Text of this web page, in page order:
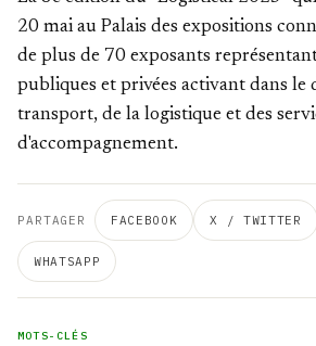
20 mai au Palais des expositions
de plus de 70 exposants
publiques et privées activant dans le
transport, de la logistique et des
d'accompagnement.
PARTAGER FACEBOOK X / TWITTER
WHATSAPP
MOTS-CLÉS